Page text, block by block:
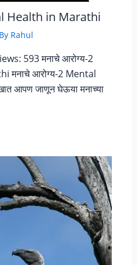
Health in Marathi
Rahul
593 मनाचे आरोग्य-2
मनाचे आरोग्य-2 Mental
आपण जाणून घेऊया मनाच्या